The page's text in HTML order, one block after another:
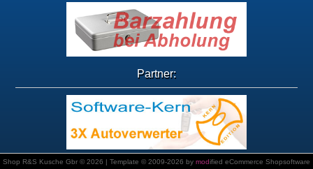
Partner:
Shop R&S Kusche Gbr © 2026 | Template © 2009-2026 by modified eCommerce Shopsoftware